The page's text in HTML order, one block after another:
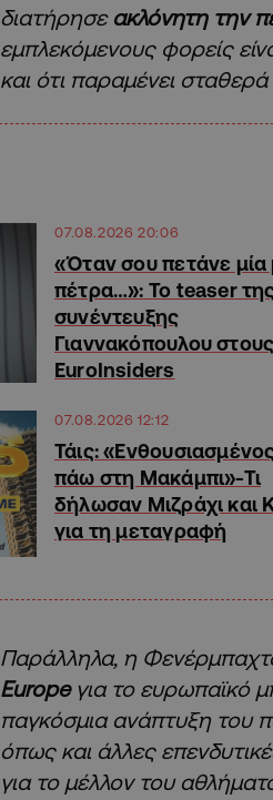
διατήρησε ακλόνητη την
εμπλεκόμενους φορείς
και ότι παραμένει
07.08.2026 20:06
«Όταν σου πετάνε μία
πέτρα…»: Το teaser
συνέντευξης
Γιαννακόπουλου στους
EuroInsiders
07.08.2026 12:12
Τάις:
πάω στη Μακάμπι»-Τι
δήλωσαν Μιζράχι και
για τη μεταγραφή
Παράλληλα, η
Europeγια το ευρωπαϊκό
παγκόσμια ανάπτυξη του
όπως και άλλες
για το μέλλον του